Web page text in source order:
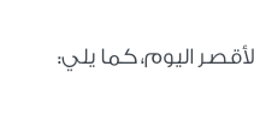
اليوم، كما يلي: